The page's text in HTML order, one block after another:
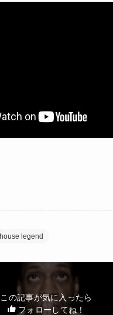
house legend
この記事が気に入ったら
フォローしてね！